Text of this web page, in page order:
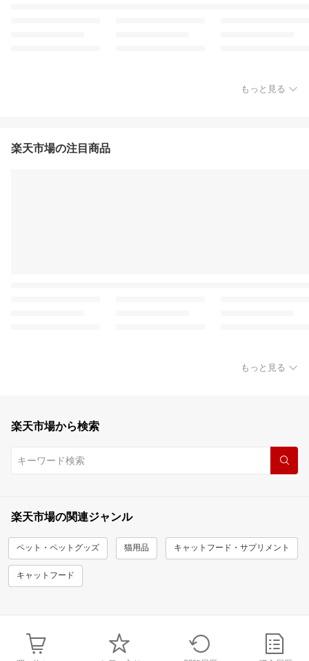
もっと見る
楽天市場の注目商品
もっと見る
楽天市場から検索
楽天市場の関連ジャンル
ペット・ペットグッズ 猫用品 キャットフード・サプリメント
キャットフード